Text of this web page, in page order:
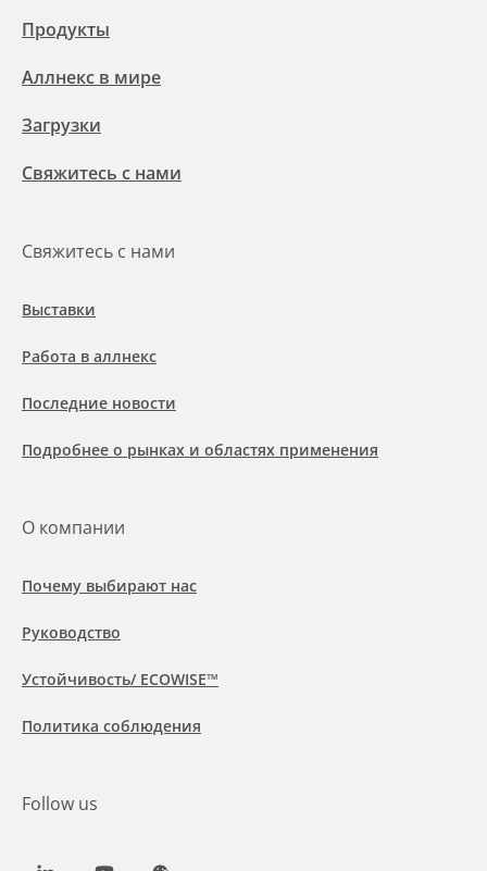
Продукты
Аллнекс в мире
Загрузки
Свяжитесь с нами
Свяжитесь с нами
Выставки
Работа в аллнекс
Последние новости
Подробнее о рынках и областях применения
О компании
Почему выбирают нас
Руководство
Устойчивость/ ECOWISE™
Политика соблюдения
Follow us